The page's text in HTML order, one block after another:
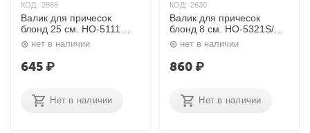
КОД: 2866
Валик для причесок
блонд 25 см. HO-5111
Dewalнет в наличии
645₽
Нет в наличии
КОД: 2630
Валик для причесок
блонд 8 см. HO-5321S/10
Dewalнет в наличии
860₽
Нет в наличии